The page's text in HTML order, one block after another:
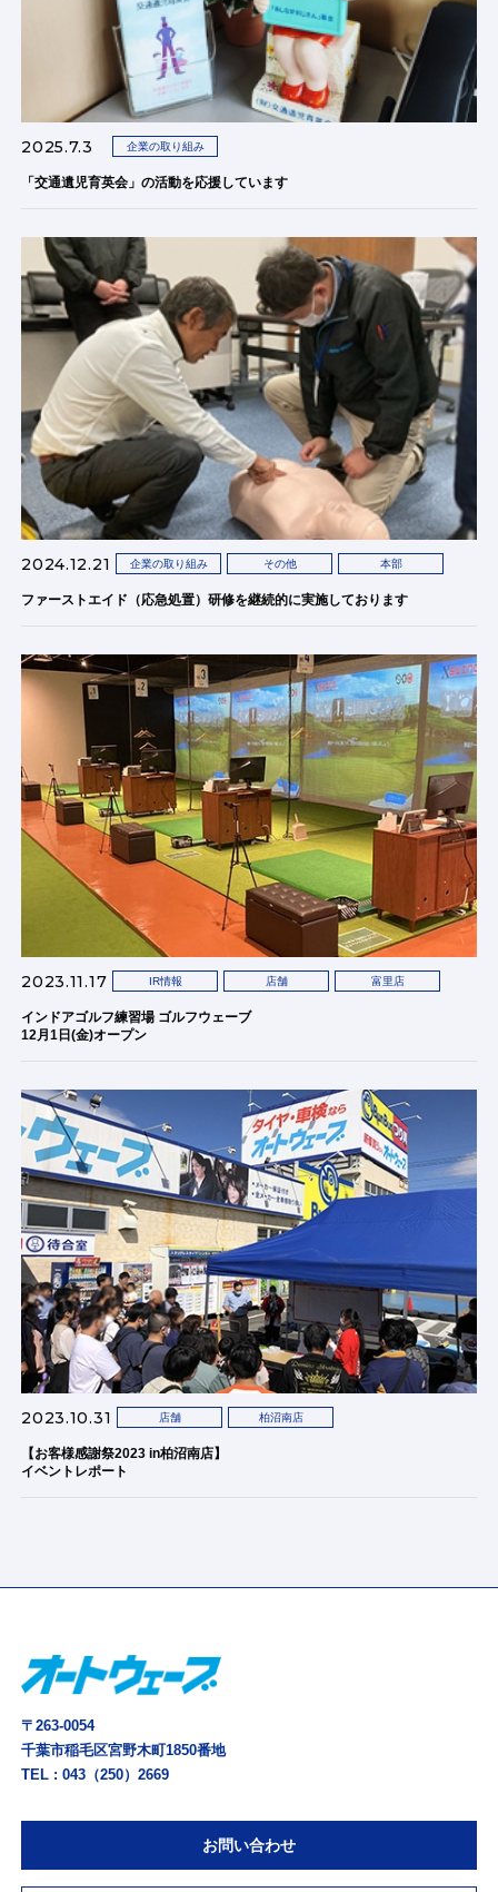
2025.7.3 企業の取り組み
「交通遺児育英会」の活動を応援しています
2024.12.21 企業の取り組み その他 本部
ファーストエイド（応急処置）研修を継続的に実施しております
2023.11.17 IR情報 店舗 富里店
インドアゴルフ練習場 ゴルフウェーブ
12月1日(金)オープン
2023.10.31 店舗 柏沼南店
【お客様感謝祭2023 in柏沼南店】
イベントレポート
〒263-0054
千葉市稲毛区宮野木町1850番地
TEL :043（250）2669
お問い合わせ